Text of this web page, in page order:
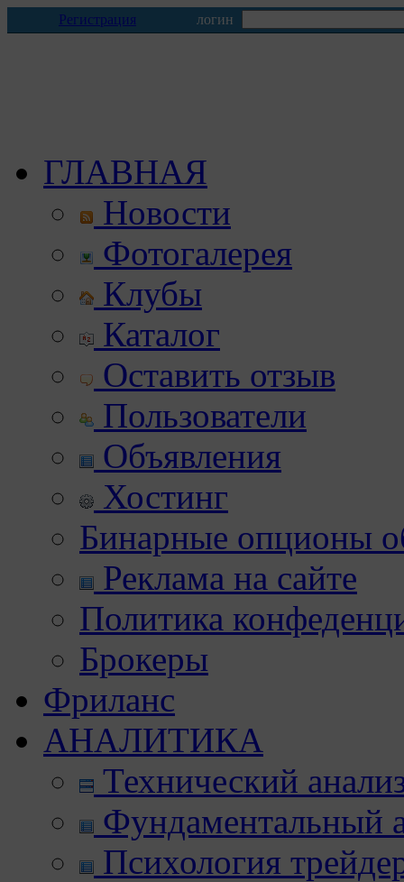
Регистрация логин
ГЛАВНАЯ
Новости
Фотогалерея
Клубы
Каталог
Оставить отзыв
Пользователи
Объявления
Хостинг
Бинарные опционы
Реклама на сайте
Политика
Брокеры
Фриланс
АНАЛИТИКА
Технический
Фундаментальный
Психология